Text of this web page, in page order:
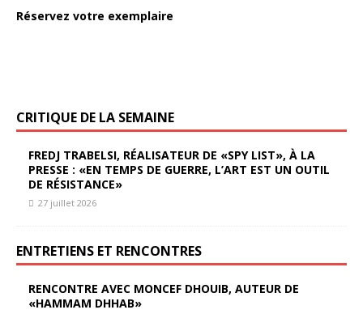
Réservez votre exemplaire
CRITIQUE DE LA SEMAINE
FREDJ TRABELSI, RÉALISATEUR DE «SPY LIST», À LA
PRESSE : «EN TEMPS DE GUERRE, L’ART EST UN OUTIL
DE RÉSISTANCE»
27 juillet 2026
ENTRETIENS ET RENCONTRES
RENCONTRE AVEC MONCEF DHOUIB, AUTEUR DE
«HAMMAM DHHAB»